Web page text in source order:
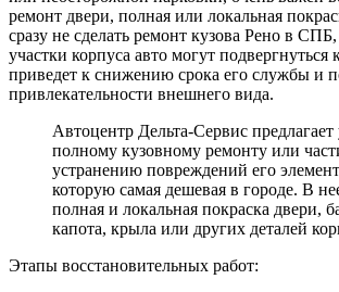
ремонт двери, полная или локальная
сразу не сделать ремонт кузова Рено в
участки корпуса авто могут подвергнуться
приведет к снижению срока его службы и
привлекательности внешнего вида.
Автоцентр Дельта-Сервис предлагает
полному кузовному ремонту или
устранению повреждений его
которую самая дешевая в городе. В
полная и локальная покраска двери,
капота, крыла или других деталей
Этапы восстановительных работ: